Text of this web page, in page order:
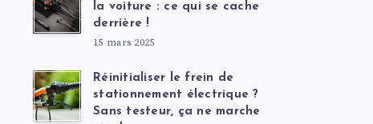
la voiture : ce qui se cache
derrière !
15 mars 2025
Réinitialiser le frein de
stationnement électrique ?
Sans testeur, ça ne marche